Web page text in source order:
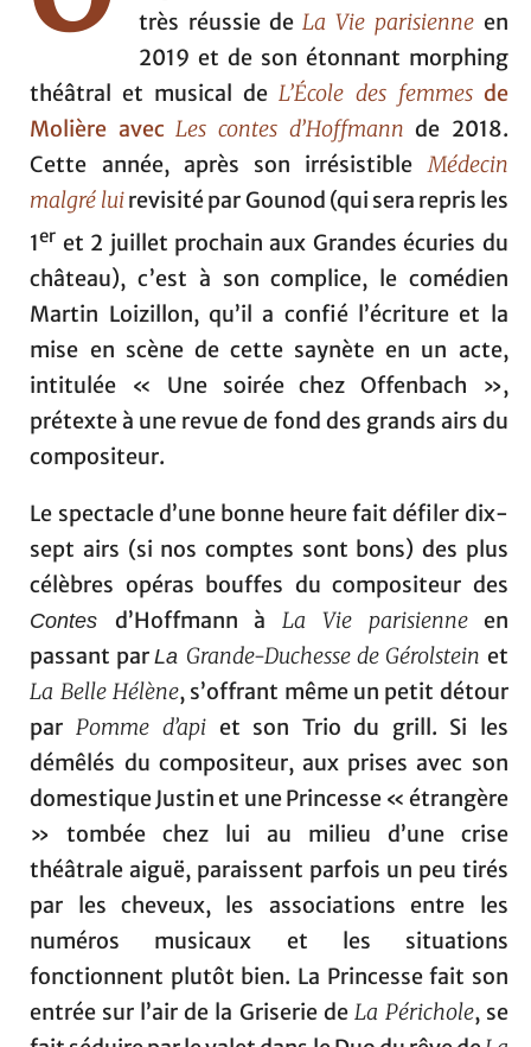
très réussie de La Vie parisienne en
2019 et de son étonnant morphing
théâtral et musical de L’École des femmesde
Molière avec Les contes d’Hoffmann de 2018.
Cette année, après son irrésistibleMédecin
malgré luirevisité par Gounod (qui sera repris les
1er et 2 juillet prochain aux Grandes écuries du
château), c’est à son complice, le comédien
Martin Loizillon, qu’il a confié l’écriture et la
mise en scène de cette saynète en un acte,
intitulée « Une soirée chez Offenbach »,
prétexte à une revue de fond des grands airs du
compositeur.
Le spectacle d’une bonne heure fait défiler dix-
sept airs (si nos comptes sont bons) des plus
célèbres opéras bouffes du compositeur des
Contesd’Hoffmann à La Vie parisienneen
passant parLa Grande-Duchesse de Gérolstein et
La Belle Hélène, s’offrant même un petit détour
par Pomme d’api et son Trio du grill. Si les
démêlés du compositeur, aux prises avec son
domestique Justin et une Princesse « étrangère
» tombée chez lui au milieu d’une crise
théâtrale aiguë, paraissent parfois un peu tirés
par les cheveux, les associations entre les
numéros musicaux et les situations
fonctionnent plutôt bien. La Princesse fait son
entrée sur l’air de la Griserie de La Périchole, se